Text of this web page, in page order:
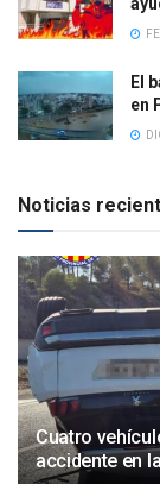
El
en
Noticias
Cuatro
accidente en